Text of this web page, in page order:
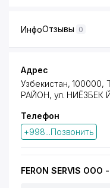
ИнфоОтзывы 0
Адрес
Узбекистан, 100000,
РАЙОН, ул. НИЁЗБЕК
Телефон
+998...Позвонить
FERON SERVIS